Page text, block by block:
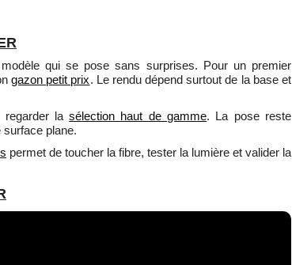
qui se pose sans surprises. Pour un premier
gazon petit prix. Le rendu dépend surtout de la base et
regarder lasélection haut de gamme. La pose reste
plane.
permet de toucher la fibre, tester la lumière et valider la